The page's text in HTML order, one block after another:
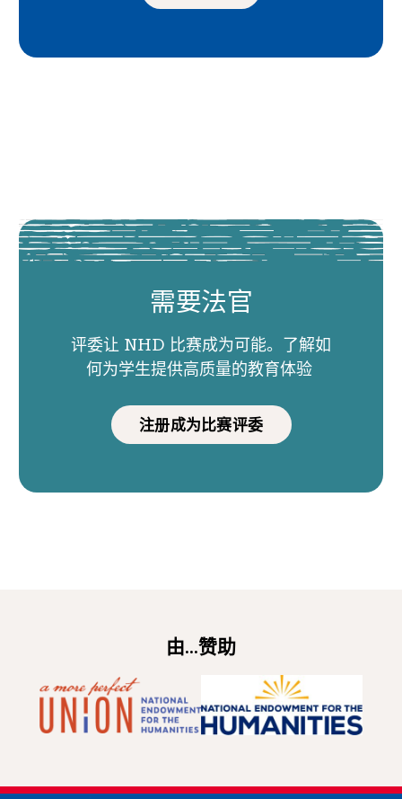
需要法官
评委让 NHD 比赛成为可能。了解如
何为学生提供高质量的教育体验
注册成为比赛评委
由...赞助